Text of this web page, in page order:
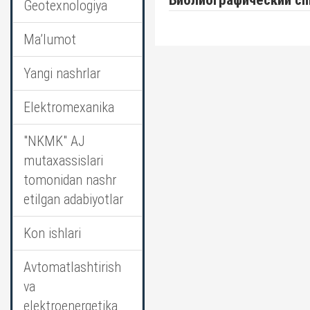
Geotexnologiya
Ma’lumot
Yangi nashrlar
Elektromexanika
"NKMK" AJ
mutaxassislari
tomonidan nashr
etilgan adabiyotlar
Kon ishlari
Avtomatlashtirish
va
elektroenergetika